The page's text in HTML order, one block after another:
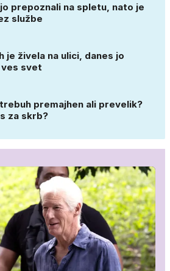
prepoznali na spletu, nato je
službe
je živela na ulici, danes jo
svet
premajhen ali prevelik?
za skrb?